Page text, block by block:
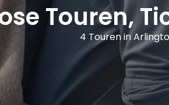
Touren,
4 Touren in